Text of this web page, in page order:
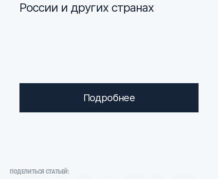
России и других странах
Подробнее
ПОДЕЛИТЬСЯ СТАТЬЕЙ: